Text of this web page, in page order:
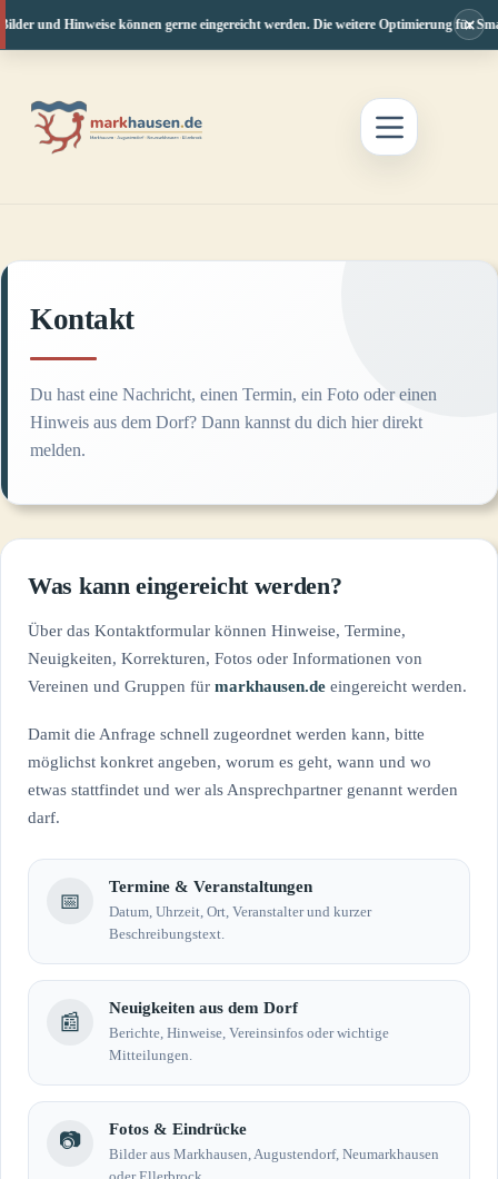
und Hinweise können gerne eingereicht werden. Die weitere Optimierung für×
springen
Kontakt
Du hast eine Nachricht, einen Termin, ein Foto oder einen
Hinweis aus dem Dorf? Dann kannst du dich hier direkt
melden.
Was kann eingereicht werden?
Über das Kontaktformular können Hinweise, Termine,
Neuigkeiten, Korrekturen, Fotos oder Informationen von
Vereinen und Gruppen für markhausen.de eingereicht werden.
Damit die Anfrage schnell zugeordnet werden kann, bitte
möglichst konkret angeben, worum es geht, wann und wo
etwas stattfindet und wer als Ansprechpartner genannt werden
darf.
📅
Termine & Veranstaltungen
Datum, Uhrzeit, Ort, Veranstalter und kurzer
Beschreibungstext.
📰
Neuigkeiten aus dem Dorf
Berichte, Hinweise, Vereinsinfos oder wichtige
Mitteilungen.
📷 Fotos & Eindrücke
Bilder aus Markhausen, Augustendorf, Neumarkhausen